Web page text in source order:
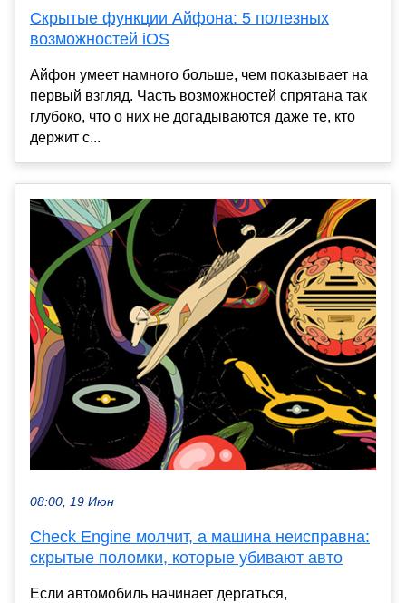
Скрытые функции Айфона: 5 полезных
возможностей iOS
Айфон умеет намного больше, чем показывает на
первый взгляд. Часть возможностей спрятана так
глубоко, что о них не догадываются даже те, кто
держит с...
08:00, 19 Июн
Check Engine молчит, а машина неисправна:
скрытые поломки, которые убивают авто
Если автомобиль начинает дергаться,